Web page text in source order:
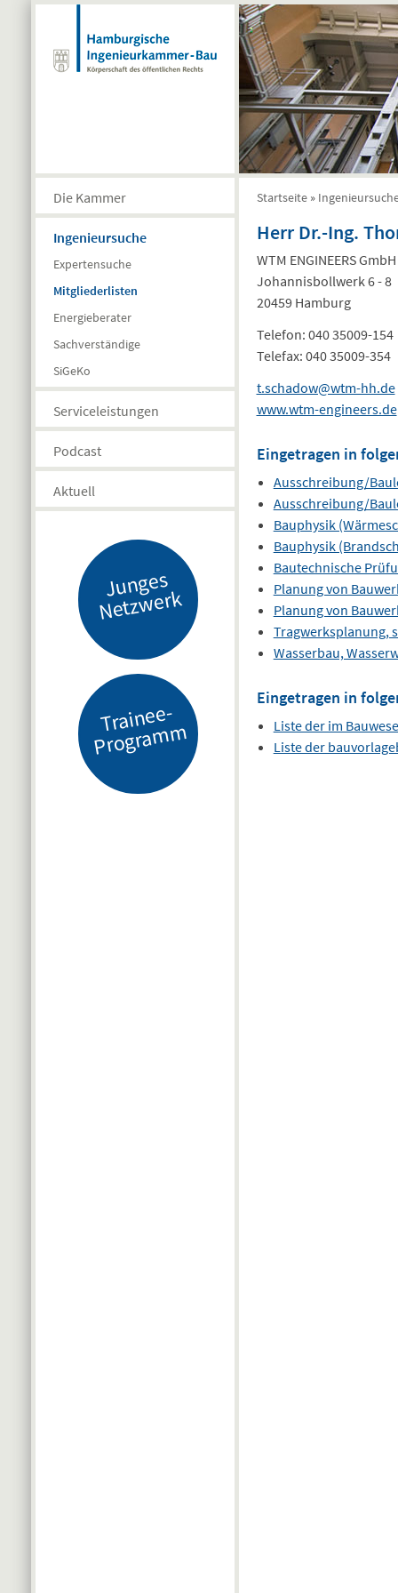
Direkt zum Inhalt
Die Kammer
Ingenieursuche
Expertensuche
Mitgliederlisten
Energieberater
Sachverständige
SiGeKo
Serviceleistungen
Podcast
Aktuell
J
u
n
g
es
N
etz
w
er
k
Tr
ai
n
e
e-
Pr
o
gr
a
m
m
Startseite »
Herr Dr.-Ing.
WTM ENGINEERS GmbH
Johannisbollwerk 6 - 8
20459 Hamburg
Telefon: 040 35009-154
Telefax: 040 35009-354
t.schadow@wtm-hh.de
www.wtm-engineers.de
Eingetragen in
Ausschreibung/
Ausschreibung/
Bauphysik
Bauphysik
Bautechnische
Planung von
Planung von
Tragwerksplanung,
Wasserbau,
Eingetragen in
Liste der im
Liste der